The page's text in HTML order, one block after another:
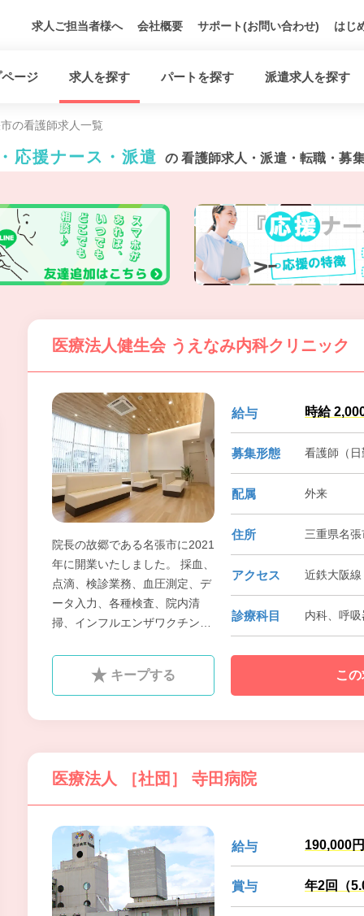
求人ご担当者様へ 会社概要 サポート(お問い合わせ) はじ
ージ 求人を探す パートを探す 派遣求人を探す
の看護師求人一覧
応援ナース・派遣 の 看護師求人・派遣・転職・募
医療法人健生会 うえなみ内科クリニック
院長の故郷である名張市に2021
年に開業いたしました。 採血、
点滴、検診業務、血圧測定、デ
ータ入力、各種検査、院内清
掃、インフルエンザワクチンな
ます。外来看護が初めての方も
歓迎しております。
給与 時給
募集形態 看護師（
配属 外来
住所 三重県名
アクセス 近鉄大阪
診療科目 内科、呼吸
キープする こ
医療法人 ［社団］ 寺田病院
給与 190,000
賞与 年2回（